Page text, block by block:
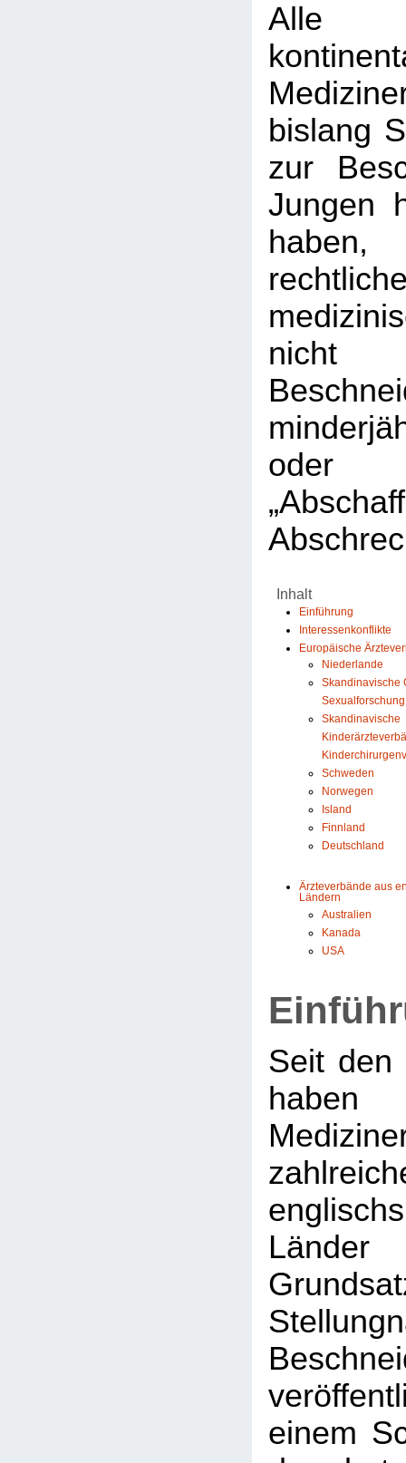
Alle
bislang
zur
Jungen
nicht
Inhalt
Einführung
Interessenkonflikte
Europäische
Niederlande
Skandinavische
Sexualforschung
Skandinavische
Schweden
Norwegen
Island
Finnland
Deutschland
Ärzteverbände aus
Ländern
Australien
Kanada
USA
Seit den
haben
Länder
einem